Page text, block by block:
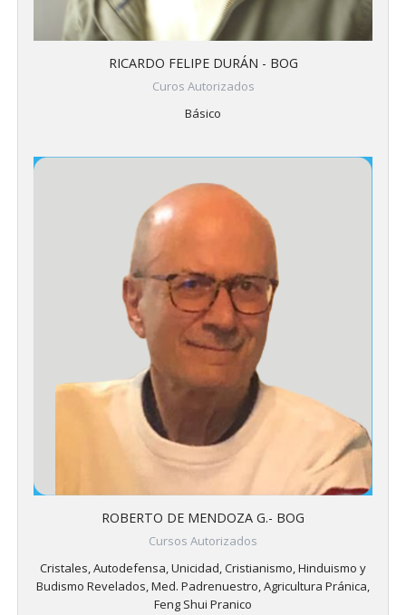
RICARDO FELIPE DURÁN - BOG
Curos Autorizados
Básico
ROBERTO DE MENDOZA G.- BOG
Cursos Autorizados
Cristales, Autodefensa, Unicidad, Cristianismo, Hinduismo y
Budismo Revelados, Med. Padrenuestro, Agricultura Pránica,
Feng Shui Pranico